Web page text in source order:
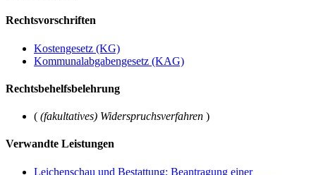
Rechtsvorschriften
Kostengesetz (KG)
Kommunalabgabengesetz (KAG)
Rechtsbehelfsbelehrung
( (fakultatives) Widerspruchsverfahren )
Verwandte Leistungen
Leichenschau und Bestattung; Beantragung einer